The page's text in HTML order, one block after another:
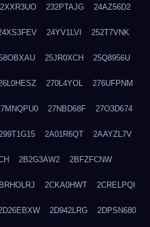
232PTAJG 24AZ56D2
24YV1LVI 252T7VNK
25JR0XCH 25Q8956U
270L4YOL 276UFPNM
27NBD68F 27O3D674
2A01R6QT 2AAYZL7V
2B2G3AW2 2BFZFCNW
2CKA0HWT 2CRELPQI
2D942LRG 2DPSN680